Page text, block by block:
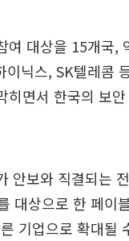
여 대상을 15개국,
닉스, SK텔레콤
히면서 한국의 보안
안보와 직결되는
대상으로 한 페이
기업으로 확대될